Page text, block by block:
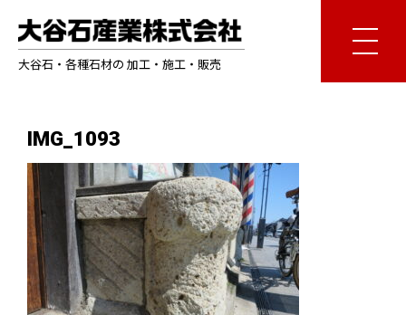
大谷石・各種石材の 加工・施工・販売
IMG_1093